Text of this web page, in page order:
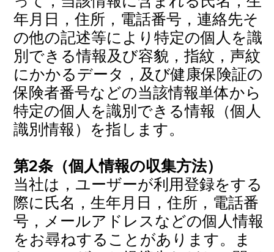
年月日，住所，電話番号，連絡先そ
の他の記述等により特定の個人を識
別できる情報及び容貌，指紋，声紋
にかかるデータ，及び健康保険証の
保険者番号などの当該情報単体から
特定の個人を識別できる情報（個人
識別情報）を指します。
第2条（個人情報の収集方法）
当社は，ユーザーが利用登録をする
際に氏名，生年月日，住所，電話番
号，メールアドレスなどの個人情報
をお尋ねすることがあります。ま